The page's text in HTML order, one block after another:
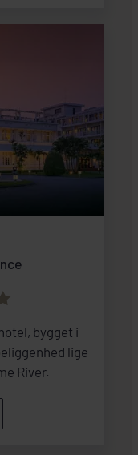
bygget i
lige
River.